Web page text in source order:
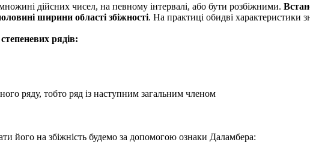
дійсних чисел, на певному інтервалі, або бути розбіжними.
ширини області збіжності. На практиці обидві характеристики
рядів:
ряду, тобто ряд із наступним загальним членом
його на збіжність будемо за допомогою ознаки Даламбера: